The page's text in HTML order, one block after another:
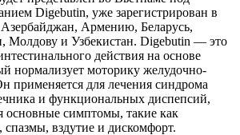
Digebutin, уже зарегистрирован в
Азербайджан, Армению, Беларусь,
Молдову и Узбекистан. Digebutin — это
действия на основе
нормализует моторику желудочно-
применяется для лечения синдрома
и функциональных диспепсий,
основные симптомы, такие как
спазмы, вздутие и дискомфорт.